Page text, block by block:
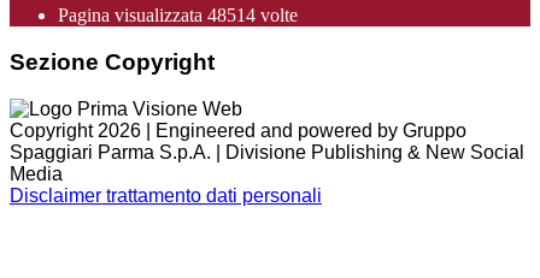
Pagina visualizzata 48514 volte
Sezione Copyright
Copyright 2026 | Engineered and powered by Gruppo
Spaggiari Parma S.p.A. | Divisione Publishing & New Social
Media
Disclaimer trattamento dati personali